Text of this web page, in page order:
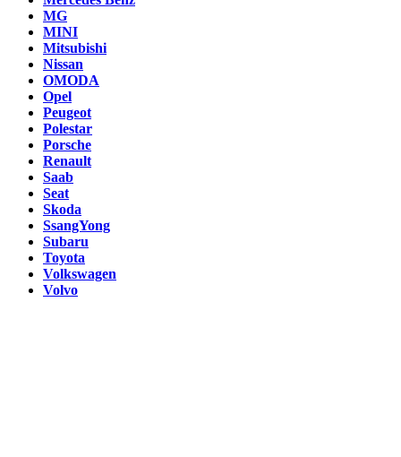
MG
MINI
Mitsubishi
Nissan
OMODA
Opel
Peugeot
Polestar
Porsche
Renault
Saab
Seat
Skoda
SsangYong
Subaru
Toyota
Volkswagen
Volvo